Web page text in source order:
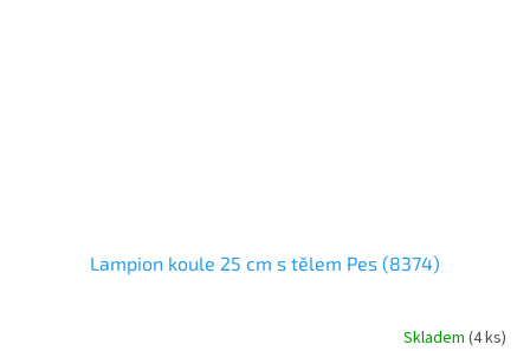
Lampion koule 25 cm s tělem Pes (8374)
Skladem (4 ks)